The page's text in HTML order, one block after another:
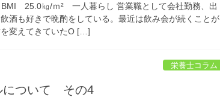
25.0㎏/ｍ² 一人暮らし 営業職として会社勤務、出
酒も好きで晩酌をしている。最近は飲み会が続くことが
変えてきていたO […]
栄養士コラム
について その4